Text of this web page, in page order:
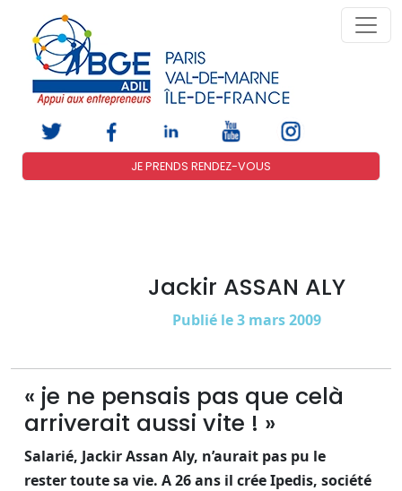
JE PRENDS RENDEZ-VOUS
Jackir ASSAN ALY
Publié le 3 mars 2009
« je ne pensais pas que celà
arriverait aussi vite ! »
Salarié, Jackir Assan Aly, n’aurait pas pu le
rester toute sa vie. A 26 ans il crée Ipedis, société